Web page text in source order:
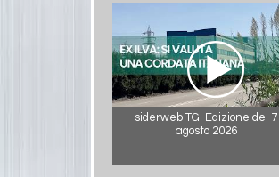
siderweb TG. Edizione del 7
agosto 2026